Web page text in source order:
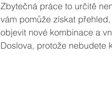
Zbytečná práce to určitě
vám pomůže získat
objevit nové kombinace a
Doslova, protože nebudete